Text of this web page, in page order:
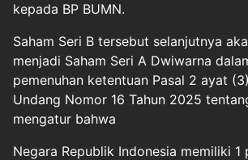
kepada BP BUMN.
Saham Seri B tersebut selanjutnya
menjadi Saham Seri A Dwiwarna
pemenuhan ketentuan Pasal 2 ayat
Undang Nomor 16 Tahun 2025
mengatur bahwa
Negara Republik Indonesia memiliki 1